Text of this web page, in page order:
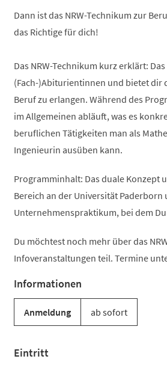
Dann ist das NRW-Technikum zur
das Richtige für dich!
Das NRW-Technikum kurz erklärt:
(Fach-)Abiturientinnen und bietet dir
Beruf zu erlangen. Während des
im Allgemeinen abläuft, was es
beruflichen Tätigkeiten man als
Ingenieurin ausüben kann.
Programminhalt: Das duale Konzept
Bereich an der Universität Paderborn
Unternehmenspraktikum, bei dem
Du möchtest noch mehr über das
Infoveranstaltungen teil. Termine
Informationen
Anmeldung ab sofort
Eintritt